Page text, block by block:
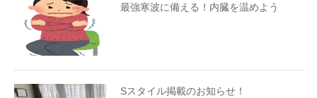
最強寒波に備える！内臓を温めよう
Sスタイル掲載のお知らせ！